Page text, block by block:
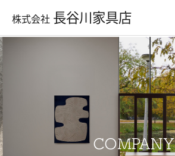
株式会社長谷川家具店
COMPANY